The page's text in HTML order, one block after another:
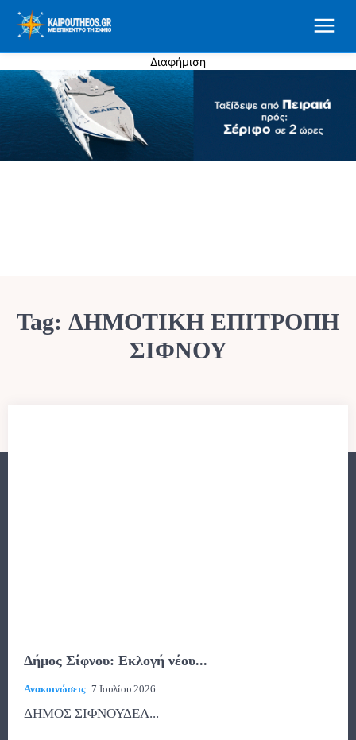
Διαφήμιση
Tag: ΔΗΜΟΤΙΚΗ ΕΠΙΤΡΟΠΗ
ΣΙΦΝΟΥ
Δήμος Σίφνου: Εκλογή νέου...
Ανακοινώσεις 7 Ιουλίου 2026
ΔΗΜΟΣ ΣΙΦΝΟΥΔΕΛ...